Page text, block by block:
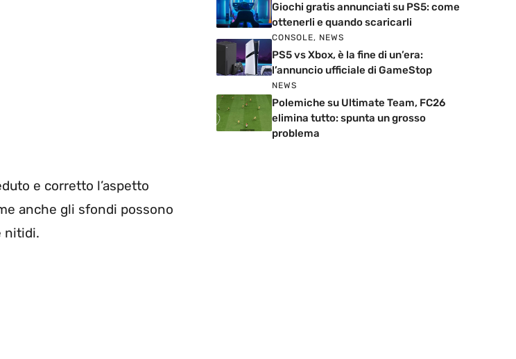
e corretto l’aspetto
anche gli sfondi possono
nitidi.
Giochi gratis annunciati su PS5: come
ottenerli e quando scaricarli
CONSOLE, NEWS
PS5 vs Xbox, è la fine di un’era:
l’annuncio ufficiale di GameStop
NEWS
Polemiche su Ultimate Team, FC26
elimina tutto: spunta un grosso
problema